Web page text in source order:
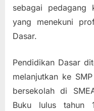
sebagai pedagang
yang menekuni
Dasar.
Pendidikan Dasar
melanjutkan ke
bersekolah di
Buku lulus tahun